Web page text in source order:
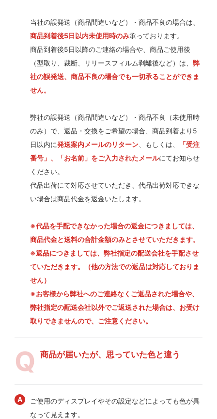
当社の誤発送（商品間違いなど）・商品不良の場合は、
商品到着後5日以内未使用時のみ承っております。
商品到着後5日以降のご連絡の場合や、商品ご使用後
（型取り、裁断、リリースフィルム剥離後など）は、 弊
社の誤発送、商品不良の場合でも一切承ることができま
せん。
弊社の誤発送（商品間違いなど）・商品不良（未使用時
のみ）で、返品・交換をご希望の場合、商品到着より5
日以内に発送案内メールのリターン 、もしくは、
「受注
番号」、「お名前」をご入力されたメールにてお知らせ
ください。
代品出荷にて対応させていただき、代品出荷対応できな
い場合は商品代金を返金いたします。
※代品を手配できなかった場合の返金につきましては、
商品代金と送料の合計金額のみとさせていただきます。
※返品につきましては、弊社指定の配送会社を手配させ
ていただきます。（他の方法での返品は対応しておりま
せん）
※お客様から弊社へのご連絡なくご返品された場合や、
弊社指定の配送会社以外でご返送された場合は、お受け
取りできませんので、ご注意ください。
商品が届いたが、思っていた色と違う
ご使用のディスプレイやその設定などによっても色が異
なって見えます。